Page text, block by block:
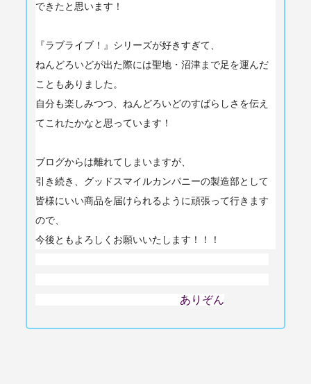
できたと思います！
『ラブライブ！』シリーズが好きすぎて、
ねんどろいどが出た際には聖地・沼津まで足を運んだ
こともありました。
自分も楽しみつつ、ねんどろいどのすばらしさを伝え
てこれたかなと思っています！
ブログからは離れてしまいますが、
引き続き、グッドスマイルカンパニーの製造部として
皆様にいい商品を届けられるように頑張って行きます
ので、
今後ともよろしくお願いいたします！！！
ありぞん